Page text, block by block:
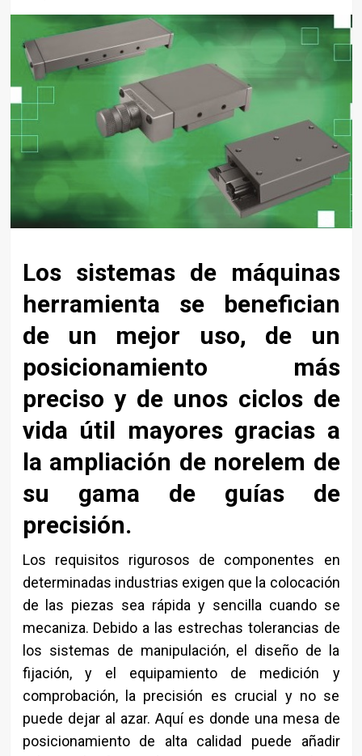
Los sistemas de máquinas
herramienta se benefician
de un mejor uso, de un
posicionamiento más
preciso y de unos ciclos de
vida útil mayores gracias a
la ampliación de norelem de
su gama de guías de
precisión.
Los requisitos rigurosos de componentes en
determinadas industrias exigen que la colocación
de las piezas sea rápida y sencilla cuando se
mecaniza. Debido a las estrechas tolerancias de
los sistemas de manipulación, el diseño de la
fijación, y el equipamiento de medición y
comprobación, la precisión es crucial y no se
puede dejar al azar. Aquí es donde una mesa de
posicionamiento de alta calidad puede añadir